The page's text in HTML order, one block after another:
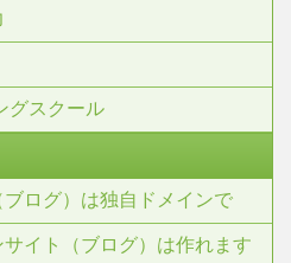
グスクール
ログ）は独自ドメインで
イト（ブログ）は作れます